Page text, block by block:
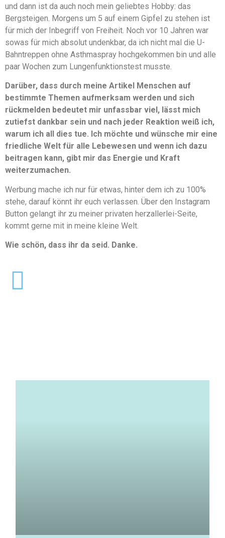
und dann ist da auch noch mein geliebtes Hobby: das
Bergsteigen. Morgens um 5 auf einem Gipfel zu stehen ist
für mich der Inbegriff von Freiheit. Noch vor 10 Jahren war
sowas für mich absolut undenkbar, da ich nicht mal die U-
Bahntreppen ohne Asthmaspray hochgekommen bin und alle
paar Wochen zum Lungenfunktionstest musste.
Darüber, dass durch meine Artikel Menschen auf
bestimmte Themen aufmerksam werden und sich
rückmelden bedeutet mir unfassbar viel, lässt mich
zutiefst dankbar sein und nach jeder Reaktion weiß ich,
warum ich all dies tue. Ich möchte und wünsche mir eine
friedliche Welt für alle Lebewesen und wenn ich dazu
beitragen kann, gibt mir das Energie und Kraft
weiterzumachen.
Werbung mache ich nur für etwas, hinter dem ich zu 100%
stehe, darauf könnt ihr euch verlassen. Über den Instagram
Button gelangt ihr zu meiner privaten herzallerlei-Seite,
kommt gerne mit in meine kleine Welt.
Wie schön, dass ihr da seid. Danke.